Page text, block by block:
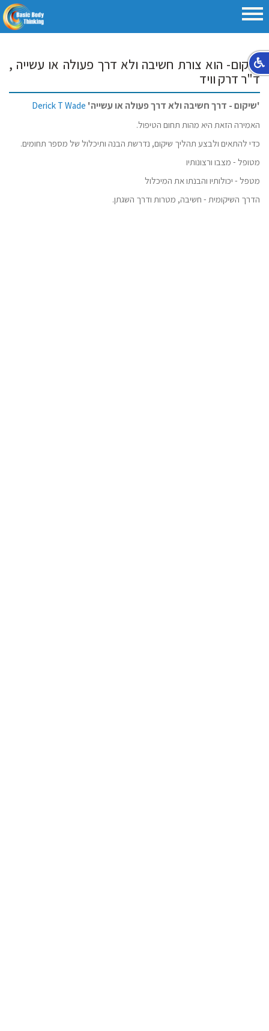
שיקום- הוא צורת חשיבה ולא דרך פעולה או עשייה ,
ד"ר דרק וויד
'שיקום - דרך חשיבה ולא דרך פעולה או עשייה' Derick T Wade
האמירה הזאת היא מהות תחום הטיפול.
כדי להתאים ולבצע תהליך שיקום, נדרשת הבנה ותיכלול של מספר תחומים.
מטופל - מצבו ורצונותיו
מטפל - יכולותיו והבנתו את המיכלול
הדרך השיקומית - חשיבה, מטרות ודרך השגתן.